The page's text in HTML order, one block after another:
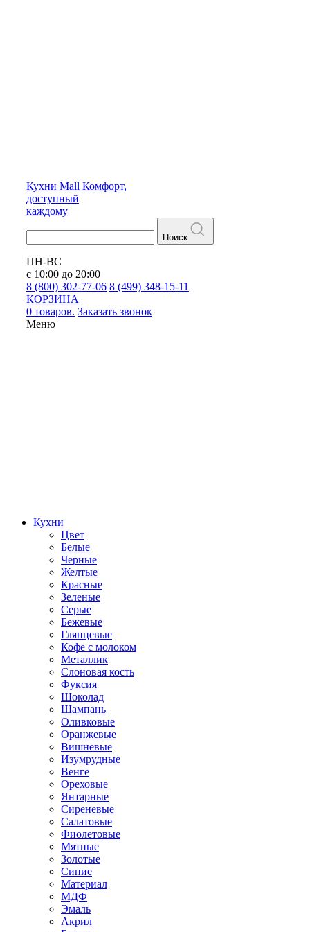
Кухни Mall Комфорт,
доступный
каждому
Поиск
ПН-ВС
с 10:00 до 20:00
8 (800) 302-77-06 8 (499) 348-15-11
КОРЗИНА
0 товаров. Заказать звонок
Меню
Кухни
Цвет
Белые
Черные
Желтые
Красные
Зеленые
Серые
Бежевые
Глянцевые
Кофе с молоком
Металлик
Слоновая кость
Фуксия
Шоколад
Шампань
Оливковые
Оранжевые
Вишневые
Изумрудные
Венге
Ореховые
Янтарные
Сиреневые
Салатовые
Фиолетовые
Мятные
Золотые
Синие
Материал
МДФ
Эмаль
Акрил